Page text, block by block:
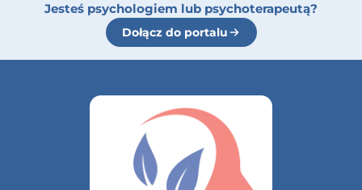
Jesteś psychologiem lub psychoterapeutą?
Dołącz do portalu